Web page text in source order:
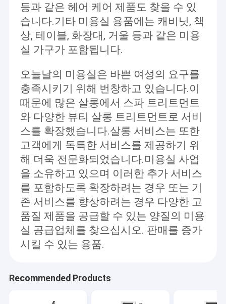
다이오드 레이저 제모기
트리플 파장 레이저 제모
장기 펄스 레이저 탈모
CO2 분수 레이저 기계
피코세컨드 레이저 머신
하이푸 머신
PDT 기계
마이크로 니들링 머신
EMS 몸 조각 기계
무선 주파수 장비
등과 같은 헤어 케어 제품도 찾을 수 있
습니다.기타 미용실 용품에는 캐비닛, 책
상, 테이블, 화장대, 거울 등과 같은 미용
실 가구가 포함됩니다.
오늘날의 미용실은 바쁜 여성의 요구를
충족시키기 위해 번창하고 있습니다.이
때문에 많은 살롱에서 스파 트리트먼트
와 다양한 뷰티 살롱 트리트먼트로 서비
스를 확장했습니다.살롱 서비스는 또한
고객에게 독특한 서비스를 제공하기 위
해 더욱 전문화되었습니다.미용실 사업
을 소유하고 있으며 이러한 추가 서비스
를 포함하도록 확장하려는 경우 또는 기
존 서비스를 향상하려는 경우 다양한 고
품질 제품을 공급할 수 있는 양질의 미용
실 공급업체를 찾으십시오. 판매를 증가
시킬 수 있는 용품.
Recommended Products
이 제품은 미국, 유럽, 일본 및 동남아시아로 수출됩니다.
회사의 강력한 기술력과 완벽한 사후 서비스 시스템을 바탕으로 제
품 품질과 사후 서비스는 고객들로부터 높은 평가를 받았습니다.